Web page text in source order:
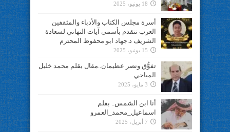
18 يونيو، 2025
أسرة مجلس الكتاب والأدباء والمثقفين
العرب تتقدم بأسمى آيات التهاني لسعادة
الشريف د.جهاد ابو محفوظ المحترم
15 يونيو، 2025
تفوُّق ونصر عظيمان..مقال بقلم محمد خليل
المياحي
3 مايو، 2025
أنا ابن الشمس.. بقلم
اسماعيل_محمد_العمرو
7 أبريل، 2025